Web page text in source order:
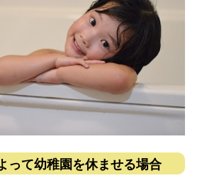
って幼稚園を休ませる場合